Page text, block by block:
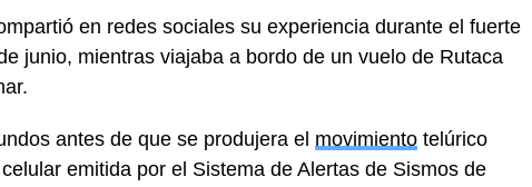
en redes sociales su experiencia durante el fuerte
junio, mientras viajaba a bordo de un vuelo de Rutaca
antes de que se produjera el movimiento telúrico
emitida por el Sistema de Alertas de Sismos de